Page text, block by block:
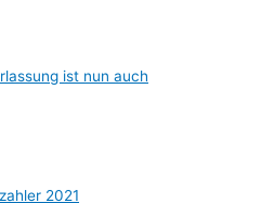
ist nun auch
2021